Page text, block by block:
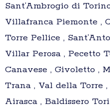
Sant’Ambrogio di
Villafranca Piemonte ,
Torre Pellice ,
Villar Perosa , Pecetto
Canavese , Givoletto ,
Trana , Val della Torre
Airasca , Baldissero